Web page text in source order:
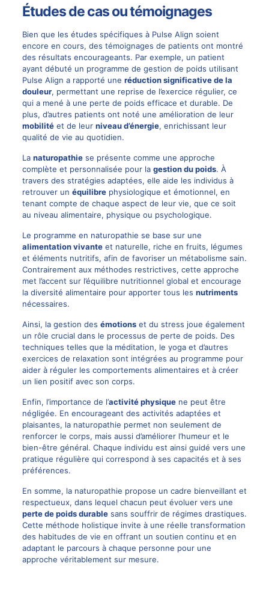
Études de cas ou témoignages
Bien que les études spécifiques à Pulse Align soient
encore en cours, des témoignages de patients ont montré
des résultats encourageants. Par exemple, un patient
ayant débuté un programme de gestion de poids utilisant
Pulse Align a rapporté une réduction significative de la
douleur, permettant une reprise de l’exercice régulier, ce
qui a mené à une perte de poids efficace et durable. De
plus, d’autres patients ont noté une amélioration de leur
mobilitéet de leur niveau d’énergie, enrichissant leur
qualité de vie au quotidien.
La naturopathiese présente comme une approche
complète et personnalisée pour la gestion du poids. À
travers des stratégies adaptées, elle aide les individus à
retrouver un équilibrephysiologique et émotionnel, en
tenant compte de chaque aspect de leur vie, que ce soit
au niveau alimentaire, physique ou psychologique.
Le programme en naturopathie se base sur une
alimentation vivanteet naturelle, riche en fruits, légumes
et éléments nutritifs, afin de favoriser un métabolisme sain.
Contrairement aux méthodes restrictives, cette approche
met l’accent sur l’équilibre nutritionnel global et encourage
la diversité alimentaire pour apporter tous les nutriments
nécessaires.
Ainsi, la gestion des émotionset du stress joue également
un rôle crucial dans le processus de perte de poids. Des
techniques telles que la méditation, le yoga et d’autres
exercices de relaxation sont intégrées au programme pour
aider à réguler les comportements alimentaires et à créer
un lien positif avec son corps.
Enfin, l’importance de l’activité physiquene peut être
négligée. En encourageant des activités adaptées et
plaisantes, la naturopathie permet non seulement de
renforcer le corps, mais aussi d’améliorer l’humeur et le
bien-être général. Chaque individu est ainsi guidé vers une
pratique régulière qui correspond à ses capacités et à ses
préférences.
En somme, la naturopathie propose un cadre bienveillant et
respectueux, dans lequel chacun peut évoluer vers une
perte de poids durablesans souffrir de régimes drastiques.
Cette méthode holistique invite à une réelle transformation
des habitudes de vie en offrant un soutien continu et en
adaptant le parcours à chaque personne pour une
approche véritablement sur mesure.